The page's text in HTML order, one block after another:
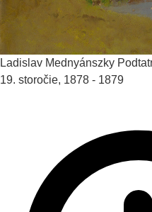
Ladislav Mednyánszky
19. storočie, 1878 - 1879